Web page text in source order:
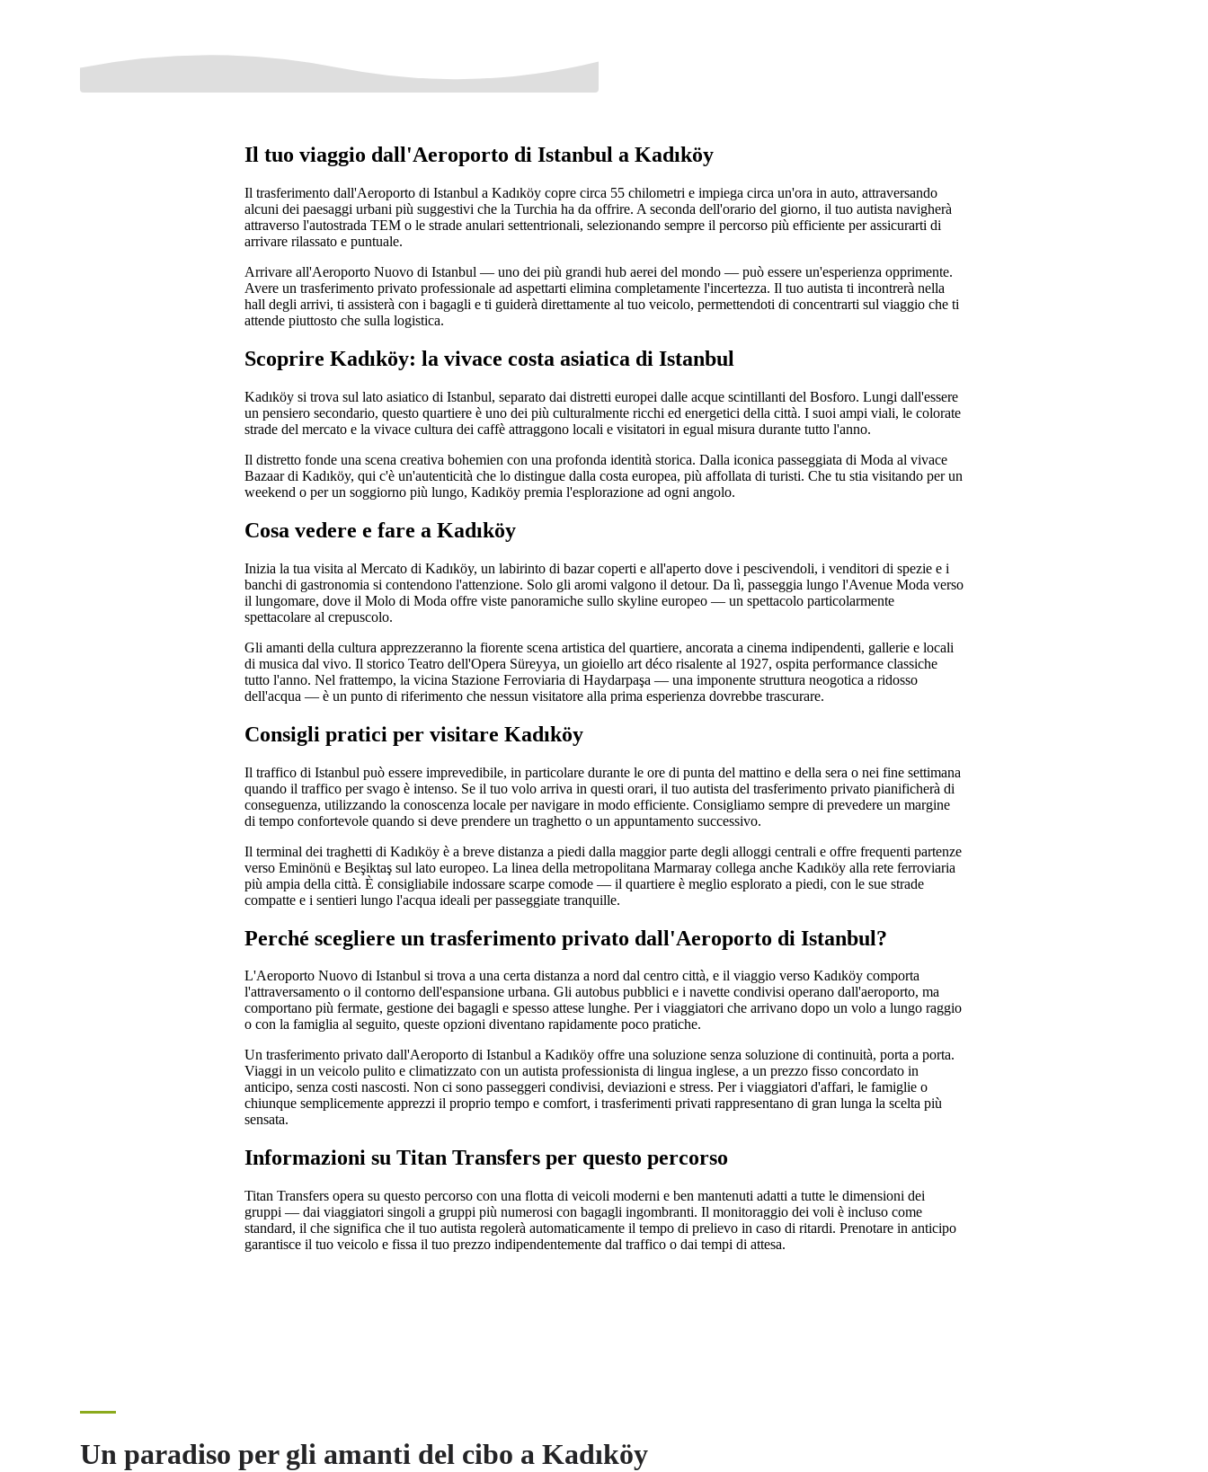
Il tuo viaggio dall'Aeroporto di Istanbul a Kadıköy
Il trasferimento dall'Aeroporto di Istanbul a Kadıköy copre circa 55 chilometri e impiega circa un'ora in auto, attraversando
alcuni dei paesaggi urbani più suggestivi che la Turchia ha da offrire. A seconda dell'orario del giorno, il tuo autista navigherà
attraverso l'autostrada TEM o le strade anulari settentrionali, selezionando sempre il percorso più efficiente per assicurarti di
arrivare rilassato e puntuale.
Arrivare all'Aeroporto Nuovo di Istanbul — uno dei più grandi hub aerei del mondo — può essere un'esperienza opprimente.
Avere un trasferimento privato professionale ad aspettarti elimina completamente l'incertezza. Il tuo autista ti incontrerà nella
hall degli arrivi, ti assisterà con i bagagli e ti guiderà direttamente al tuo veicolo, permettendoti di concentrarti sul viaggio che ti
attende piuttosto che sulla logistica.
Scoprire Kadıköy: la vivace costa asiatica di Istanbul
Kadıköy si trova sul lato asiatico di Istanbul, separato dai distretti europei dalle acque scintillanti del Bosforo. Lungi dall'essere
un pensiero secondario, questo quartiere è uno dei più culturalmente ricchi ed energetici della città. I suoi ampi viali, le colorate
strade del mercato e la vivace cultura dei caffè attraggono locali e visitatori in egual misura durante tutto l'anno.
Il distretto fonde una scena creativa bohemien con una profonda identità storica. Dalla iconica passeggiata di Moda al vivace
Bazaar di Kadıköy, qui c'è un'autenticità che lo distingue dalla costa europea, più affollata di turisti. Che tu stia visitando per un
weekend o per un soggiorno più lungo, Kadıköy premia l'esplorazione ad ogni angolo.
Cosa vedere e fare a Kadıköy
Inizia la tua visita al Mercato di Kadıköy, un labirinto di bazar coperti e all'aperto dove i pescivendoli, i venditori di spezie e i
banchi di gastronomia si contendono l'attenzione. Solo gli aromi valgono il detour. Da lì, passeggia lungo l'Avenue Moda verso
il lungomare, dove il Molo di Moda offre viste panoramiche sullo skyline europeo — un spettacolo particolarmente
spettacolare al crepuscolo.
Gli amanti della cultura apprezzeranno la fiorente scena artistica del quartiere, ancorata a cinema indipendenti, gallerie e locali
di musica dal vivo. Il storico Teatro dell'Opera Süreyya, un gioiello art déco risalente al 1927, ospita performance classiche
tutto l'anno. Nel frattempo, la vicina Stazione Ferroviaria di Haydarpaşa — una imponente struttura neogotica a ridosso
dell'acqua — è un punto di riferimento che nessun visitatore alla prima esperienza dovrebbe trascurare.
Consigli pratici per visitare Kadıköy
Il traffico di Istanbul può essere imprevedibile, in particolare durante le ore di punta del mattino e della sera o nei fine settimana
quando il traffico per svago è intenso. Se il tuo volo arriva in questi orari, il tuo autista del trasferimento privato pianificherà di
conseguenza, utilizzando la conoscenza locale per navigare in modo efficiente. Consigliamo sempre di prevedere un margine
di tempo confortevole quando si deve prendere un traghetto o un appuntamento successivo.
Il terminal dei traghetti di Kadıköy è a breve distanza a piedi dalla maggior parte degli alloggi centrali e offre frequenti partenze
verso Eminönü e Beşiktaş sul lato europeo. La linea della metropolitana Marmaray collega anche Kadıköy alla rete ferroviaria
più ampia della città. È consigliabile indossare scarpe comode — il quartiere è meglio esplorato a piedi, con le sue strade
compatte e i sentieri lungo l'acqua ideali per passeggiate tranquille.
Perché scegliere un trasferimento privato dall'Aeroporto di Istanbul?
L'Aeroporto Nuovo di Istanbul si trova a una certa distanza a nord dal centro città, e il viaggio verso Kadıköy comporta
l'attraversamento o il contorno dell'espansione urbana. Gli autobus pubblici e i navette condivisi operano dall'aeroporto, ma
comportano più fermate, gestione dei bagagli e spesso attese lunghe. Per i viaggiatori che arrivano dopo un volo a lungo raggio
o con la famiglia al seguito, queste opzioni diventano rapidamente poco pratiche.
Un trasferimento privato dall'Aeroporto di Istanbul a Kadıköy offre una soluzione senza soluzione di continuità, porta a porta.
Viaggi in un veicolo pulito e climatizzato con un autista professionista di lingua inglese, a un prezzo fisso concordato in
anticipo, senza costi nascosti. Non ci sono passeggeri condivisi, deviazioni e stress. Per i viaggiatori d'affari, le famiglie o
chiunque semplicemente apprezzi il proprio tempo e comfort, i trasferimenti privati rappresentano di gran lunga la scelta più
sensata.
Informazioni su Titan Transfers per questo percorso
Titan Transfers opera su questo percorso con una flotta di veicoli moderni e ben mantenuti adatti a tutte le dimensioni dei
gruppi — dai viaggiatori singoli a gruppi più numerosi con bagagli ingombranti. Il monitoraggio dei voli è incluso come
standard, il che significa che il tuo autista regolerà automaticamente il tempo di prelievo in caso di ritardi. Prenotare in anticipo
garantisce il tuo veicolo e fissa il tuo prezzo indipendentemente dal traffico o dai tempi di attesa.
Un paradiso per gli amanti del cibo a Kadıköy